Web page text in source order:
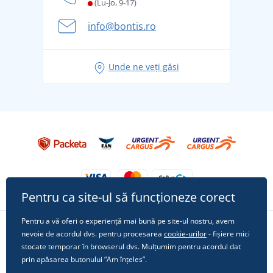
Aventura de vară începe cu bagajul - pregătiți-vă
pentru vacanță fără griji
Tricoul preferat City în rol principal: ținute pentru
(Lu-Jo, 9-17)
info@bontis.ro
Unde ne veți găsi
Urmărește-ne pe rețelele sociale
Pentru ca site-ul să funcționeze corect
Pentru a vă oferi o experiență mai bună pe site-ul nostru, avem
nevoie de acordul dvs. pentru procesarea cookie-urilor- fișiere mici
stocate temporar în browserul dvs. Mulțumim pentru acordul dat
prin apăsarea butonului “Am înțeles”.